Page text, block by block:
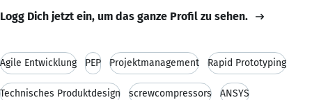
Logg Dich jetzt ein, um das ganze Profil zu sehen.
Agile Entwicklung PEP Projektmanagement Rapid Prototyping
Technisches Produktdesign screwcompressors ANSYS